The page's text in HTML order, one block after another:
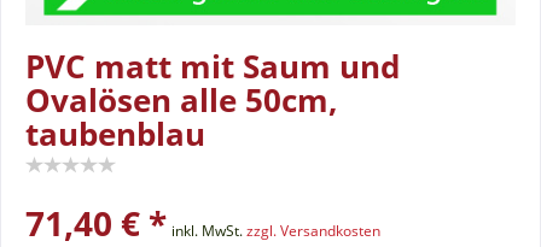
PVC matt mit Saum und
Ovalösen alle 50cm,
taubenblau
71,40 € * inkl. MwSt.zzgl. Versandkosten